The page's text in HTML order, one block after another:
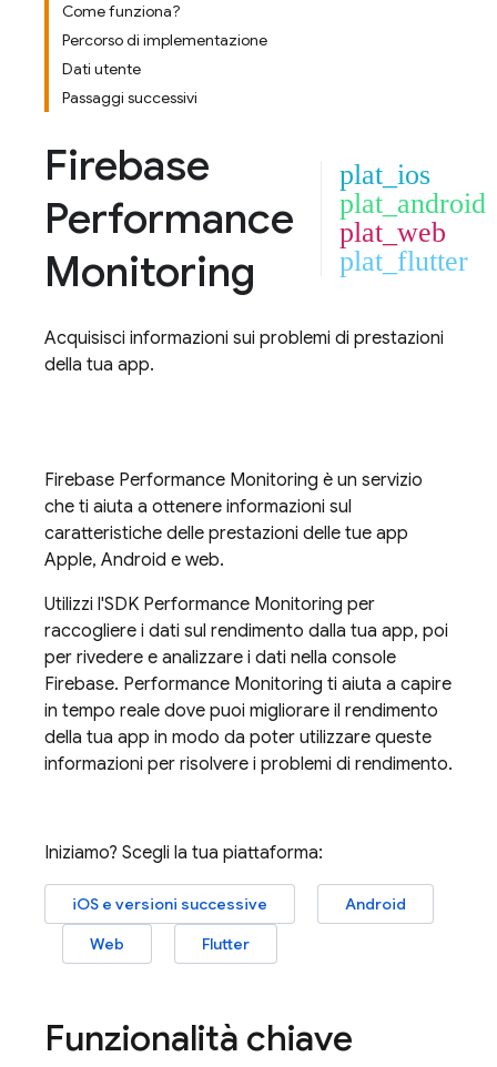
Come funziona?
Percorso di implementazione
Dati utente
Passaggi successivi
Firebase
Performance
Monitoring
plat_ios
plat_android
plat_web
plat_flutter
Acquisisci informazioni sui problemi di prestazioni
della tua app.
Firebase Performance Monitoring è un servizio
che ti aiuta a ottenere informazioni sul
caratteristiche delle prestazioni delle tue app
Apple, Android e web.
Utilizzi l'SDK Performance Monitoring per
raccogliere i dati sul rendimento dalla tua app, poi
per rivedere e analizzare i dati nella console
Firebase. Performance Monitoring ti aiuta a capire
in tempo reale dove puoi migliorare il rendimento
della tua app in modo da poter utilizzare queste
informazioni per risolvere i problemi di rendimento.
Iniziamo? Scegli la tua piattaforma:
iOS e versioni successive
Android
Web
Flutter
Funzionalità chiave